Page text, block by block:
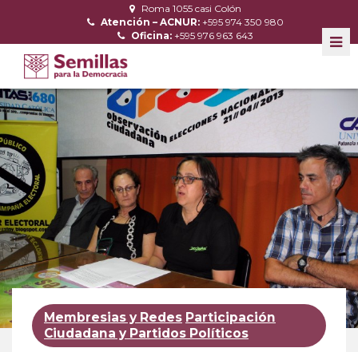
Roma 1055 casi Colón
Atención – ACNUR: +595 974 350 980
Oficina: +595 976 963 643
Membresias y Redes Participación
Ciudadana y Partidos Políticos